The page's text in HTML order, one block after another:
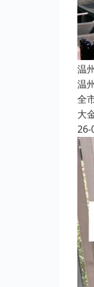
温
温
全
大
26-